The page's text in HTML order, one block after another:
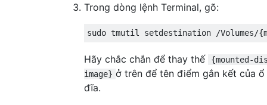
Trong dòng lệnh Terminal, gõ:
Hãy chắc chắn để thay thế
{mounted-
image} ở trên để tên điểm gắn kết của ổ
đĩa.